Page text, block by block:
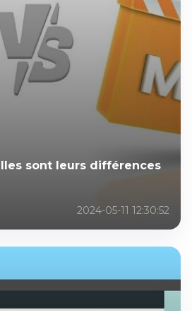
sont leurs différences
2024-05-11 12:30:52